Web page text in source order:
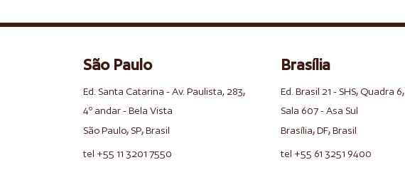
São Paulo
Ed. Santa Catarina - Av. Paulista, 283,
4º andar - Bela Vista
São Paulo, SP,Brasil
tel +55 11 3201 7550
Brasília
Ed. Brasil 21 - SHS,Quadra 6,
Sala 607 - Asa Sul
Brasília,DF,Brasil
tel +55 61 3251 9400